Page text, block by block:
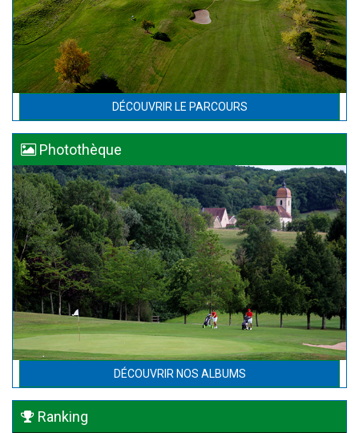
DÉCOUVRIR LE PARCOURS
Photothèque
DÉCOUVRIR NOS ALBUMS
Ranking